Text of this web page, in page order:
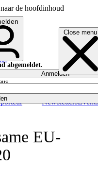
de hoofdinhoud
Close menu
NewslettersEvents
abgemeldet.
Anmelden
EU-